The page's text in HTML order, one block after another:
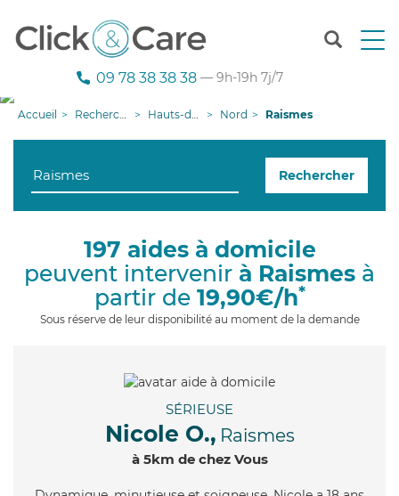
T
n
g
i
09 78 38 38 38 — 9h-19h 7j/7
Accueil Recherche aide à domicile Hauts-de-France Nord Raismes
Rechercher
197 aides à domicile
peuvent intervenir à Raismes à
partir de 19,90€/h*
Sous réserve de leur disponibilité au moment de la demande
SÉRIEUSE
Nicole O., Raismes
à 5km de chez Vous